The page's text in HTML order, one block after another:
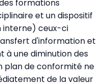
formations
et un dispositif
interne) ceux-ci
d'information et
à une diminution des
plan de conformité ne
de la valeur